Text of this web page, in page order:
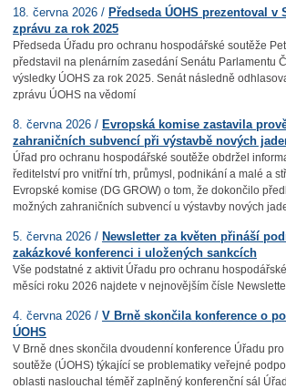
18. června 2026 / Předseda ÚOHS prezentoval v
zprávu za rok 2025
Předseda Úřadu pro ochranu hospodářské soutěže
představil na plenárním zasedání Senátu Parlamentu
výsledky ÚOHS za rok 2025. Senát následně
zprávu ÚOHS na vědomí
8. června 2026 / Evropská komise zastavila
zahraničních subvencí při výstavbě nových
Úřad pro ochranu hospodářské soutěže obdržel
ředitelství pro vnitřní trh, průmysl, podnikání a malé a
Evropské komise (DG GROW) o tom, že dokončilo
možných zahraničních subvencí u výstavby nových
5. června 2026 / Newsletter za květen přináší
zakázkové konferenci i uložených sankcích
Vše podstatné z aktivit Úřadu pro ochranu
měsíci roku 2026 najdete v nejnovějším čísle
4. června 2026 / V Brně skončila konference o
ÚOHS
V Brně dnes skončila dvoudenní konference Úřadu
soutěže (ÚOHS) týkající se problematiky veřejné
oblasti naslouchal téměř zaplněný konferenční sál